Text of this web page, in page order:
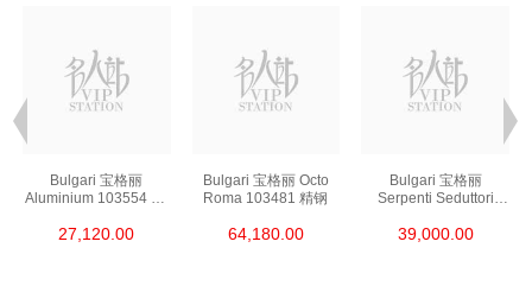
Bulgari 宝格丽
Aluminium 103554 铝/
27,120.00
Bulgari 宝格丽 Octo
Roma 103481 精钢
64,180.00
Bulgari 宝格丽
Serpenti Seduttori
39,000.00